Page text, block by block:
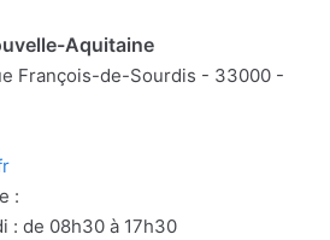
Aquitaine
François-de-Sourdis - 33000 -
:
: de 08h30 à 17h30